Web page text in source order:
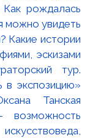
рождалась
можно увидеть
Какие истории
эскизами
тур.
в экспозицию»
Танская
возможность